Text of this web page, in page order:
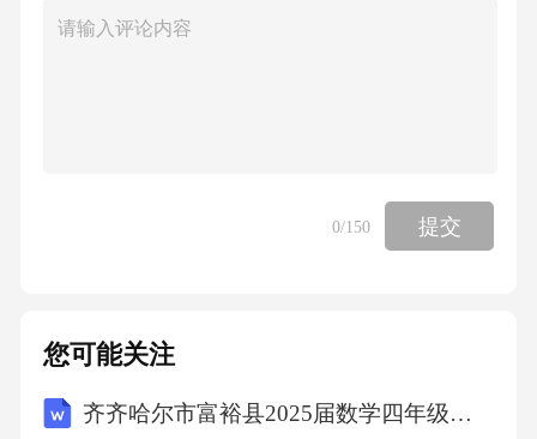
【答案】：D心理健康的范围包括：①有适度的
考点：心理素质与社5、关于分子动理论的描
0/150 提交
您可能关注
齐齐哈尔市富裕县2025届数学四年级第二学期期中学业质量监测试题（含答案解析）